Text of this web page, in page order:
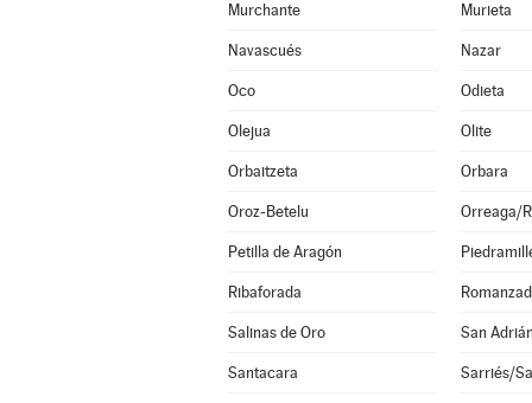
Murchante Murieta
Navascués Nazar
Oco Odieta
Olejua Olite
Orbaitzeta Orbara
Oroz-Betelu Orreaga/
Petilla de Aragón
Ribaforada
Salinas de Oro San Adrián
Santacara Sarriés/